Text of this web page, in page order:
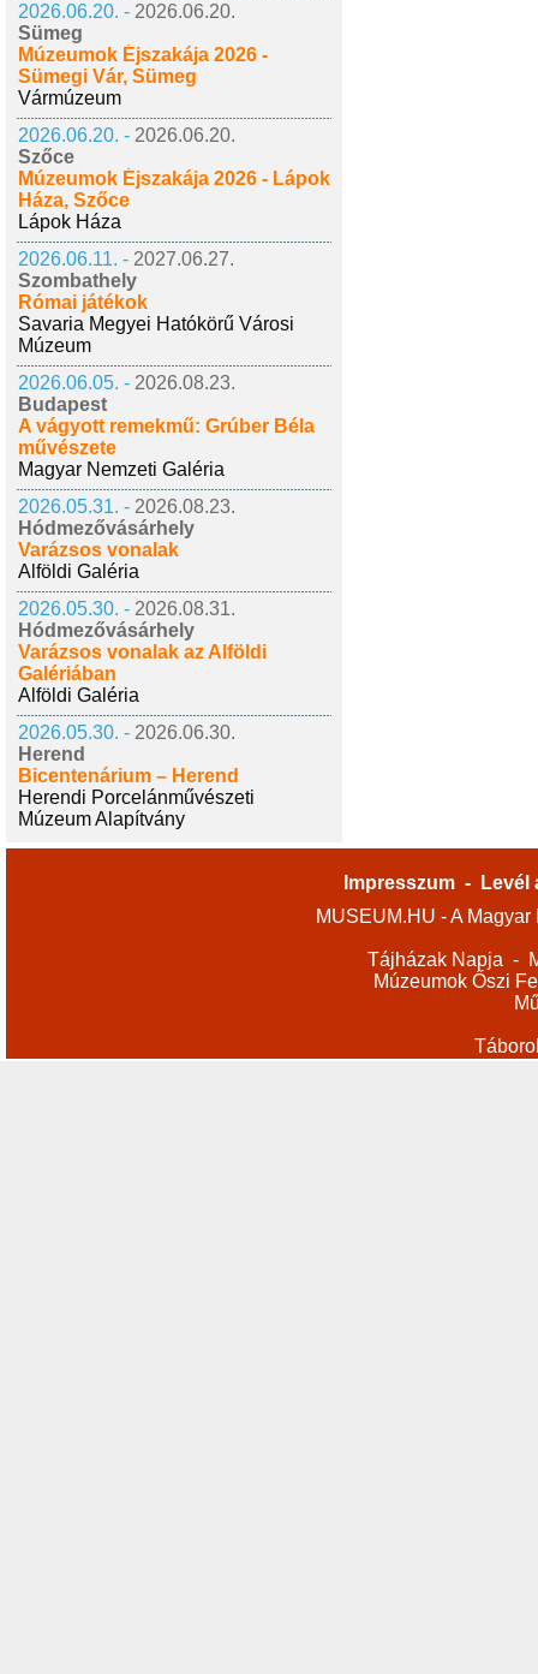
2026.06.20. - 2026.06.20.
Sümeg
Múzeumok Éjszakája 2026 -
Sümegi Vár, Sümeg
Vármúzeum
2026.06.20. - 2026.06.20.
Szőce
Múzeumok Éjszakája 2026 - Lápok
Háza, Szőce
Lápok Háza
2026.06.11. - 2027.06.27.
Szombathely
Római játékok
Savaria Megyei Hatókörű Városi
Múzeum
2026.06.05. - 2026.08.23.
Budapest
A vágyott remekmű: Grúber Béla
művészete
Magyar Nemzeti Galéria
2026.05.31. - 2026.08.23.
Hódmezővásárhely
Varázsos vonalak
Alföldi Galéria
2026.05.30. - 2026.08.31.
Hódmezővásárhely
Varázsos vonalak az Alföldi
Galériában
Alföldi Galéria
2026.05.30. - 2026.06.30.
Herend
Bicentenárium – Herend
Herendi Porcelánművészeti
Múzeum Alapítvány
Impresszum -
Levél
MUSEUM.HU - A
Tájházak Napja -
Múzeumok Őszi